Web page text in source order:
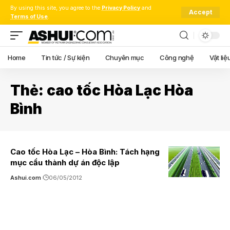
By using this site, you agree to the Privacy Policy and
Terms of Use.
Accept
Home Tin tức / Sự kiện Chuyên mục Công nghệ Vật
Thẻ: cao tốc Hòa Lạc Hòa
Bình
Cao tốc Hòa Lạc – Hòa Bình: Tách hạng
mục cầu thành dự án độc lập
Ashui.com 06/05/2012